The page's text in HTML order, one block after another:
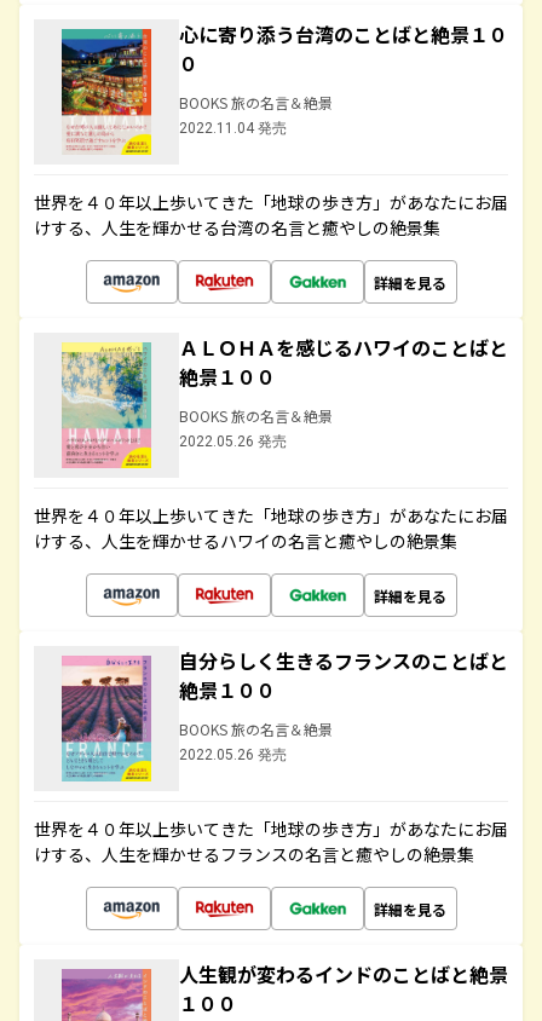
心に寄り添う台湾のことばと絶景１０
０
BOOKS 旅の名言＆絶景
2022.11.04 発売
世界を４０年以上歩いてきた「地球の歩き方」があなたにお届
けする、人生を輝かせる台湾の名言と癒やしの絶景集
詳細を見る
ＡＬＯＨＡを感じるハワイのことばと
絶景１００
BOOKS 旅の名言＆絶景
2022.05.26 発売
世界を４０年以上歩いてきた「地球の歩き方」があなたにお届
けする、人生を輝かせるハワイの名言と癒やしの絶景集
詳細を見る
自分らしく生きるフランスのことばと
絶景１００
BOOKS 旅の名言＆絶景
2022.05.26 発売
世界を４０年以上歩いてきた「地球の歩き方」があなたにお届
けする、人生を輝かせるフランスの名言と癒やしの絶景集
詳細を見る
人生観が変わるインドのことばと絶景
１００